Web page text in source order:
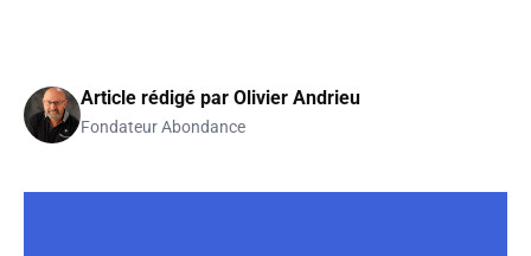
Article rédigé par Olivier Andrieu
Fondateur Abondance